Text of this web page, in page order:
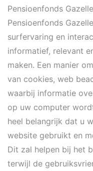
Pensioenfonds
Pensioenfonds
surfervaring en
informatief, relevant
maken. Een manier
van cookies, web
waarbij informatie
op uw computer
heel belangrijk dat u
website gebruikt en
Dit zal helpen bij het
terwijl de